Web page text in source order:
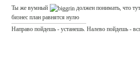
Ты же вумный
должен понимать, что
бизнес план равнятся нулю
Направо пойдешь - устанешь. Налево пойдешь -